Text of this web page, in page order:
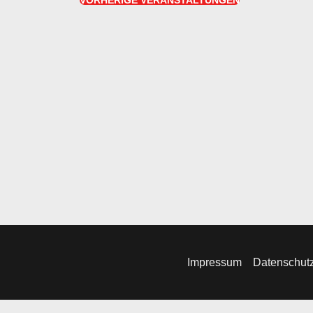
Impressum